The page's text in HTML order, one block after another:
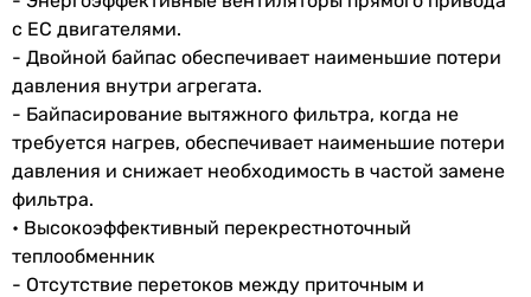
Характеристики, комплектация и фотографии Systemair
Topvex SC04 L-CAV носят ознакомительный характер и могут
изменяться производителем без уведомления. Магазин не
несет ответственности за изменения, внесенные
производителем.
с ЕС двигателями.
- Двойной байпас обеспечивает наименьшие потери
давления внутри агрегата.
- Байпасирование вытяжного фильтра, когда не
требуется нагрев, обеспечивает наименьшие потери
давления и снижает необходимость в частой замене
фильтра.
• Высокоэффективный перекрестноточный
теплообменник
- Отсутствие перетоков между приточным и